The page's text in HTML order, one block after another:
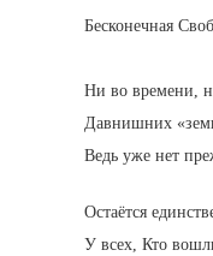
Бесконечная
Ни во времени,
Давнишних
Ведь уже нет
Остаётся
У всех, Кто